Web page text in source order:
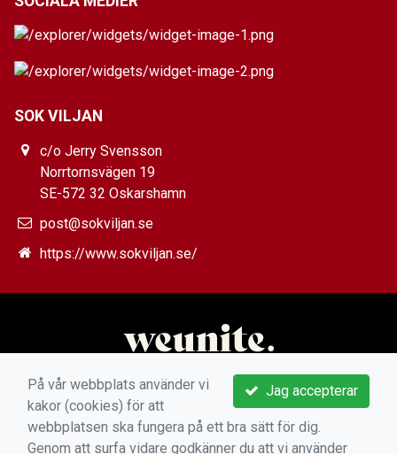
SOK VILJAN
c/o Jerry Svensson
Norrtornsvägen 19
SE-572 32 Oskarshamn
post@sokviljan.se
https://www.sokviljan.se/
Jag accepterar
På vår webbplats använder vi
kakor (cookies) för att
webbplatsen ska fungera på ett bra sätt för dig.
Genom att surfa vidare godkänner du att vi använder